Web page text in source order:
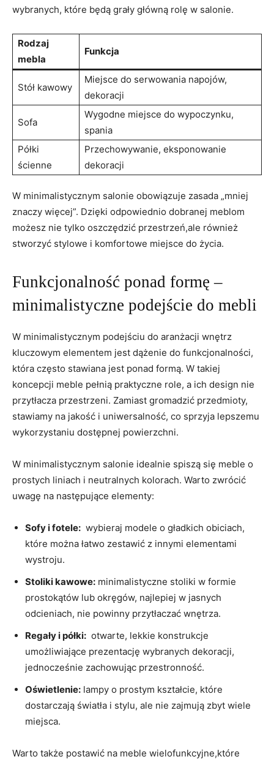
⁤wybranych, które będą‌ grały główną rolę w salonie.
Rodzaj
mebla
Funkcja
Stół kawowy
Miejsce do serwowania⁢ napojów,
dekoracji
Sofa
Wygodne miejsce do wypoczynku,
⁣spania
Półki
ścienne
Przechowywanie, eksponowanie
dekoracji
W minimalistycznym ⁤salonie‌ obowiązuje⁤ zasada „mniej
znaczy więcej”. Dzięki odpowiednio dobranej meblom
możesz ​nie​ tylko⁣ oszczędzić przestrzeń,ale również
stworzyć stylowe i ⁢komfortowe miejsce do ‍życia.
Funkcjonalność ponad formę –
minimalistyczne podejście do mebli
W minimalistycznym podejściu ​do aranżacji wnętrz‍
kluczowym elementem jest dążenie do ‌funkcjonalności,‌
która często stawiana ​jest ponad formą. W takiej
koncepcji meble pełnią ​praktyczne role, a ich design nie
przytłacza przestrzeni. Zamiast gromadzić przedmioty,⁣
stawiamy ​na jakość i uniwersalność, co sprzyja lepszemu
wykorzystaniu dostępnej​ powierzchni.
W minimalistycznym salonie idealnie spiszą ‍się⁣ meble o
prostych liniach i neutralnych kolorach.​ Warto zwrócić
uwagę​ na ‌następujące elementy:
Sofy​ i fotele: ⁣ wybieraj‍ modele o gładkich ​obiciach,
⁣które można łatwo zestawić z ⁢innymi elementami
wystroju.
Stoliki kawowe: minimalistyczne stoliki‌ w formie⁤
prostokątów lub okręgów, najlepiej w jasnych
odcieniach, nie powinny ⁤przytłaczać wnętrza.
Regały‍ i półki: ‍ otwarte, lekkie konstrukcje
umożliwiające prezentację wybranych dekoracji,
jednocześnie zachowując przestronność.
Oświetlenie: lampy o prostym kształcie, ⁢które⁤
dostarczają światła i stylu, ale nie‌ zajmują zbyt wiele
miejsca.
Warto także postawić na meble wielofunkcyjne,które